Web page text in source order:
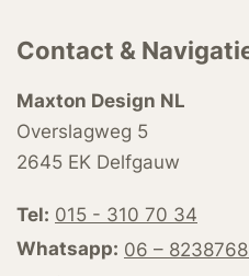
Contact &
Maxton Design NL
Overslagweg 5
2645 EK Delfgauw
Tel: 015 - 310 70 34
Whatsapp: 06 –